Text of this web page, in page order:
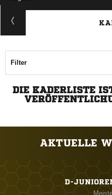
Filter
DIE KADERLISTE
AKTUELLE
D-